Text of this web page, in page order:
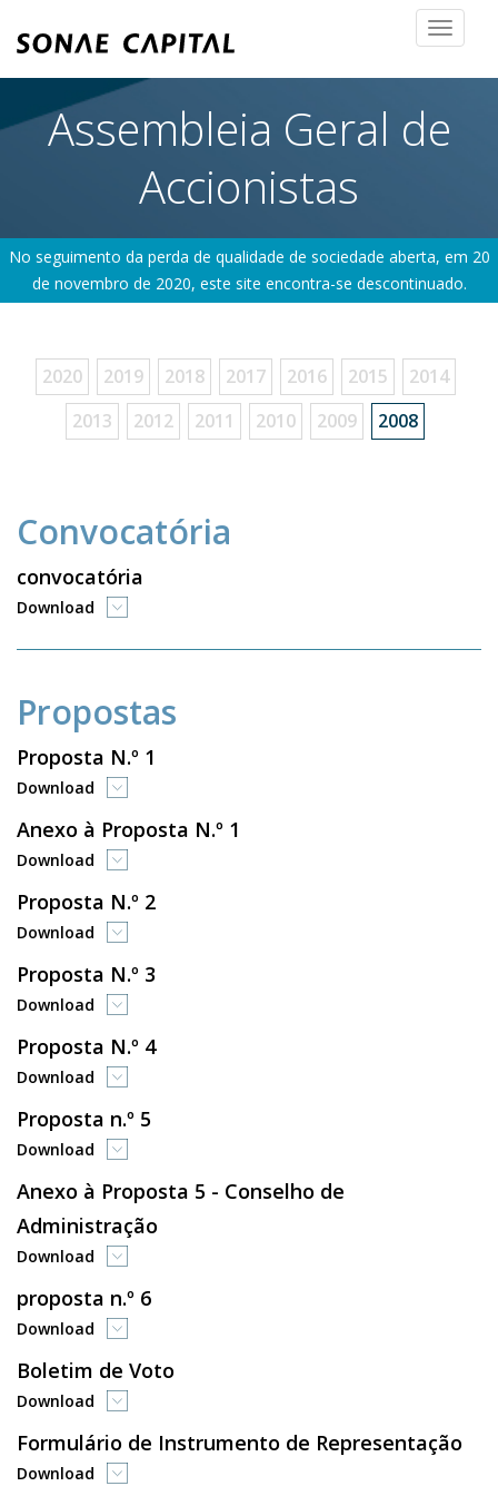
Toggle
Assembleia Geral de
Accionistas
No seguimento da perda de qualidade de sociedade aberta, em 20
de novembro de 2020, este site encontra-se descontinuado.
2020 2019 2018 2017 2016 2015
2014
2013
2012 2011 2010 2009 2008
Convocatória
convocatória
Download
Propostas
Proposta N.º 1
Download
Anexo à Proposta N.º 1
Download
Proposta N.º 2
Download
Proposta N.º 3
Download
Proposta N.º 4
Download
Proposta n.º 5
Download
Anexo à Proposta 5 - Conselho de
Administração
Download
proposta n.º 6
Download
Boletim de Voto
Download
Formulário de Instrumento de Representação
Download